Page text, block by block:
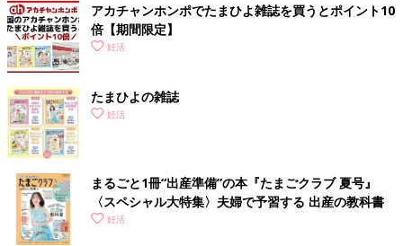
アカチャンホンポでたまひよ雑誌を買うとポイント10
倍【期間限定】
妊活
たまひよの雑誌
妊活
まるごと1冊“出産準備”の本『たまごクラブ 夏号』
〈スペシャル大特集〉夫婦で予習する 出産の教科書
妊活